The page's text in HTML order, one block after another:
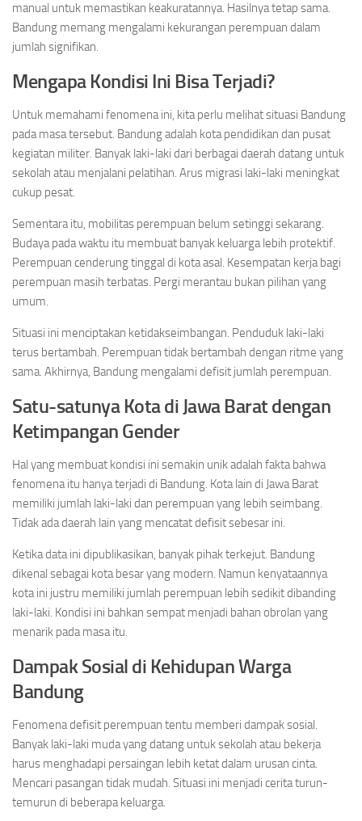
manual untuk memastikan keakuratannya. Hasilnya tetap sama.
Bandung memang mengalami kekurangan perempuan dalam
jumlah signifikan.
Mengapa Kondisi Ini Bisa Terjadi?
Untuk memahami fenomena ini, kita perlu melihat situasi Bandung
pada masa tersebut. Bandung adalah kota pendidikan dan pusat
kegiatan militer. Banyak laki-laki dari berbagai daerah datang untuk
sekolah atau menjalani pelatihan. Arus migrasi laki-laki meningkat
cukup pesat.
Sementara itu, mobilitas perempuan belum setinggi sekarang.
Budaya pada waktu itu membuat banyak keluarga lebih protektif.
Perempuan cenderung tinggal di kota asal. Kesempatan kerja bagi
perempuan masih terbatas. Pergi merantau bukan pilihan yang
umum.
Situasi ini menciptakan ketidakseimbangan. Penduduk laki-laki
terus bertambah. Perempuan tidak bertambah dengan ritme yang
sama. Akhirnya, Bandung mengalami defisit jumlah perempuan.
Satu-satunya Kota di Jawa Barat dengan
Ketimpangan Gender
Hal yang membuat kondisi ini semakin unik adalah fakta bahwa
fenomena itu hanya terjadi di Bandung. Kota lain di Jawa Barat
memiliki jumlah laki-laki dan perempuan yang lebih seimbang.
Tidak ada daerah lain yang mencatat defisit sebesar ini.
Ketika data ini dipublikasikan, banyak pihak terkejut. Bandung
dikenal sebagai kota besar yang modern. Namun kenyataannya
kota ini justru memiliki jumlah perempuan lebih sedikit dibanding
laki-laki. Kondisi ini bahkan sempat menjadi bahan obrolan yang
menarik pada masa itu.
Dampak Sosial di Kehidupan Warga
Bandung
Fenomena defisit perempuan tentu memberi dampak sosial.
Banyak laki-laki muda yang datang untuk sekolah atau bekerja
harus menghadapi persaingan lebih ketat dalam urusan cinta.
Mencari pasangan tidak mudah. Situasi ini menjadi cerita turun-
temurun di beberapa keluarga.